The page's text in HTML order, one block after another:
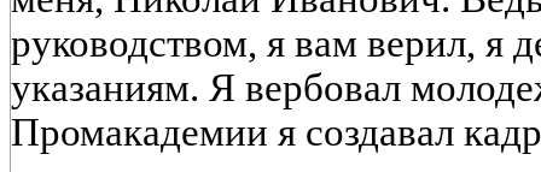
руководством, я вам верил, я
указаниям. Я вербовал
Промакадемии я создавал